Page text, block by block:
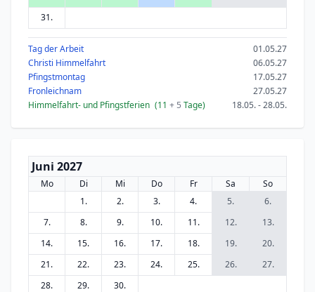
31.
Tag der Arbeit
01.05.27
Christi Himmelfahrt
06.05.27
Pfingstmontag
17.05.27
Fronleichnam
27.05.27
Himmelfahrt- und Pfingstferien (11 + 5 Tage) 18.05. - 28.05.
Juni 2027
Mo Di Mi Do Fr Sa
So
1.
2. 3. 4. 5.
6.
7.
8. 9. 10. 11. 12.
13.
14.
15. 16. 17. 18. 19.
20.
21.
22. 23. 24. 25. 26.
27.
28.
29. 30.